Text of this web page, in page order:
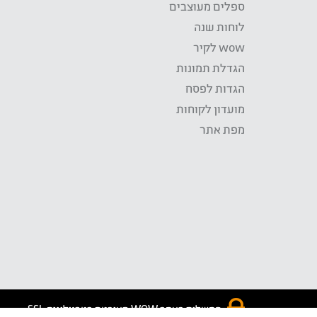
ספלים מעוצבים
לוחות שנה
wow לקיר
הגדלת תמונות
הגדות לפסח
מועדון לקוחות
מפת אתר
התשלום באתר WOW מאובטח בטכנולוגית SSL